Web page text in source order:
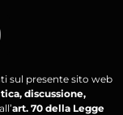
sul presente sito web
discussione,
art. 70 della Legge